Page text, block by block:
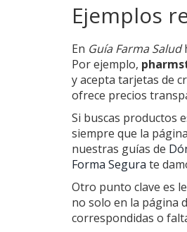
Ejemplos
En Guía Farma Salud
Por ejemplo,
y acepta tarjetas de
ofrece precios
Si buscas productos
siempre que la
nuestras guías de
Forma Segura te
Otro punto clave es
no solo en la página
correspondidas o